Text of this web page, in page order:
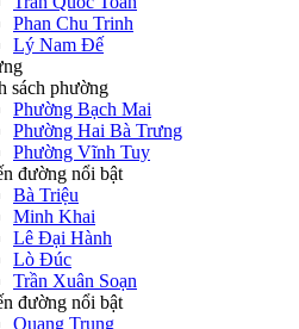
Phan Chu Trinh
Lý Nam Đế
sách phường
Phường Bạch Mai
Phường Hai Bà Trưng
Phường Vĩnh Tuy
đường nổi bật
Bà Triệu
Minh Khai
Lê Đại Hành
Lò Đúc
Trần Xuân Soạn
đường nổi bật
Quang Trung